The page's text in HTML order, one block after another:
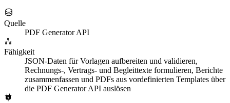
Quelle
PDF Generator API
Fähigkeit
JSON-Daten für Vorlagen aufbereiten und validieren,
Rechnungs-, Vertrags- und Begleittexte formulieren, Berichte
zusammenfassen und PDFs aus vordefinierten Templates über
die PDF Generator API auslösen